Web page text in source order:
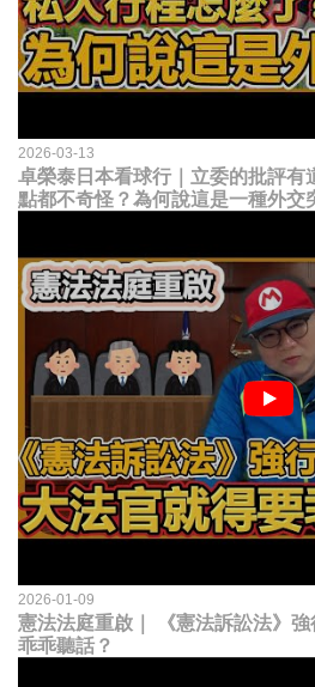
2026-03-13
卓榮泰日本看球行｜立委的批評有
點都不奇怪？為何說這是一種外交
2026-01-09
憲法法庭重啟｜ 《憲法訴訟法》
乖乖聽話？